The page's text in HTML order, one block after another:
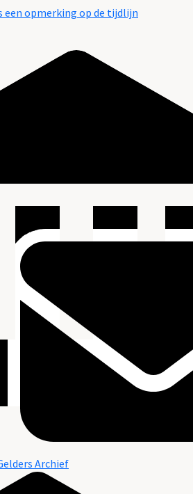
een opmerking op de tijdlijn
Archief